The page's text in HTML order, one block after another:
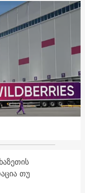
თუ